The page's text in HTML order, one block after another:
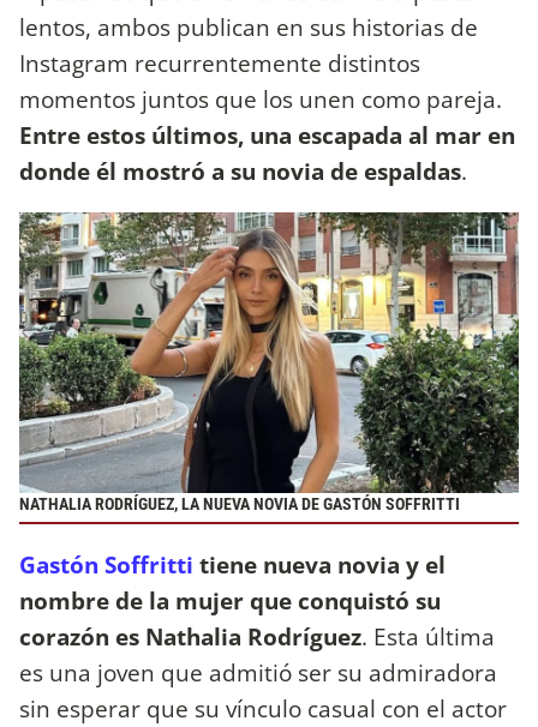
lentos, ambos publican en sus historias de
Instagram recurrentemente distintos
momentos juntos que los unen como pareja.
Entre estos últimos, una escapada al mar en
donde él mostró a su novia de espaldas.
NATHALIA RODRÍGUEZ, LA NUEVA NOVIA DE GASTÓN SOFFRITTI
Gastón Soffritti tiene nueva novia y el
nombre de la mujer que conquistó su
corazón es Nathalia Rodríguez. Esta última
es una joven que admitió ser su admiradora
sin esperar que su vínculo casual con el actor